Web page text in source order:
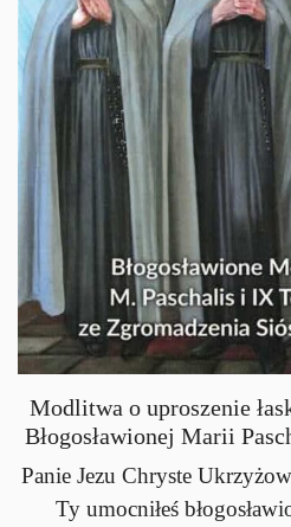
Modlitwa o uproszenie
Błogosławionej Marii
Panie Jezu Chryste
Ty umocniłeś